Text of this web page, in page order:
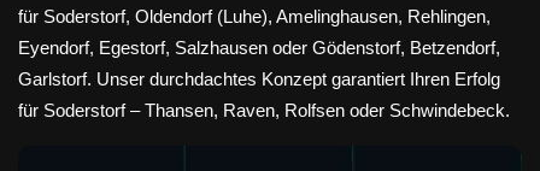
für Soderstorf, Oldendorf (Luhe), Amelinghausen, Rehlingen,
Eyendorf, Egestorf, Salzhausen oder Gödenstorf, Betzendorf,
Garlstorf. Unser durchdachtes Konzept garantiert Ihren Erfolg
für Soderstorf – Thansen, Raven, Rolfsen oder Schwindebeck.